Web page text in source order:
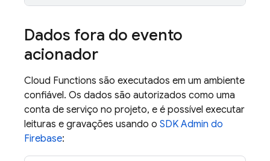
Dados fora do evento
acionador
Cloud Functions são executados em um ambiente
confiável. Os dados são autorizados como uma
conta de serviço no projeto, e é possível executar
leituras e gravações usando o SDK Admin do
Firebase: